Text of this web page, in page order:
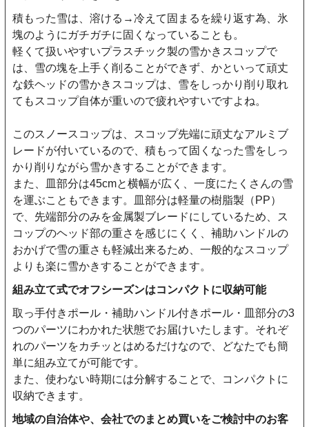
積もった雪は、溶ける→冷えて固まるを繰り返す為、氷
塊のようにガチガチに固くなっていることも。
軽くて扱いやすいプラスチック製の雪かきスコップで
は、雪の塊を上手く削ることができず、かといって頑丈
な鉄ヘッドの雪かきスコップは、雪をしっかり削り取れ
てもスコップ自体が重いので疲れやすいですよね。
このスノースコップは、スコップ先端に頑丈なアルミブ
レードが付いているので、積もって固くなった雪をしっ
かり削りながら雪かきすることができます。
また、皿部分は45cmと横幅が広く、一度にたくさんの雪
を運ぶこともできます。皿部分は軽量の樹脂製（PP）
で、先端部分のみを金属製ブレードにしているため、ス
コップのヘッド部の重さを感じにくく、補助ハンドルの
おかげで雪の重さも軽減出来るため、一般的なスコップ
よりも楽に雪かきすることができます。
組み立て式でオフシーズンはコンパクトに収納可能
取っ手付きポール・補助ハンドル付きポール・皿部分の3
つのパーツにわかれた状態でお届けいたします。それぞ
れのパーツをカチッとはめるだけなので、どなたでも簡
単に組み立てが可能です。
また、使わない時期には分解することで、コンパクトに
収納できます。
地域の自治体や、会社でのまとめ買いをご検討中のお客